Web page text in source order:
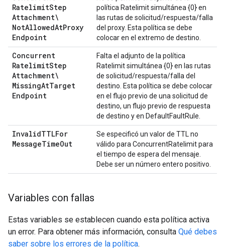
RatelimitStep
Attachment\
NotAllowedAtProxy
Endpoint
política Ratelimit simultánea {0} en
las rutas de solicitud/respuesta/falla
del proxy. Esta política se debe
colocar en el extremo de destino.
Concurrent
RatelimitStep
Attachment\
MissingAtTarget
Endpoint
Falta el adjunto de la política
Ratelimit simultánea {0} en las rutas
de solicitud/respuesta/falla del
destino. Esta política se debe colocar
en el flujo previo de una solicitud de
destino, un flujo previo de respuesta
de destino y en DefaultFaultRule.
InvalidTTLFor
MessageTimeOut
Se especificó un valor de TTL no
válido para ConcurrentRatelimit para
el tiempo de espera del mensaje.
Debe ser un número entero positivo.
Variables con fallas
Estas variables se establecen cuando esta política activa
un error. Para obtener más información, consulta Qué debes
saber sobre los errores de la política.